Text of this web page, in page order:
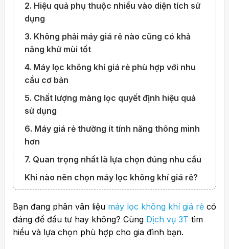
2. Hiệu quả phụ thuộc nhiều vào diện tích sử
dụng
3. Không phải máy giá rẻ nào cũng có khả
năng khử mùi tốt
4. Máy lọc không khí giá rẻ phù hợp với nhu
cầu cơ bản
5. Chất lượng màng lọc quyết định hiệu quả
sử dụng
6. Máy giá rẻ thường ít tính năng thông minh
hơn
7. Quan trọng nhất là lựa chọn đúng nhu cầu
Khi nào nên chọn máy lọc không khí giá rẻ?
Bạn đang phân vân liệu máy lọc không khí giá rẻcó
đáng để đầu tư hay không? Cùng Dịch vụ 3T tìm
hiểu và lựa chọn phù hợp cho gia đình bạn.